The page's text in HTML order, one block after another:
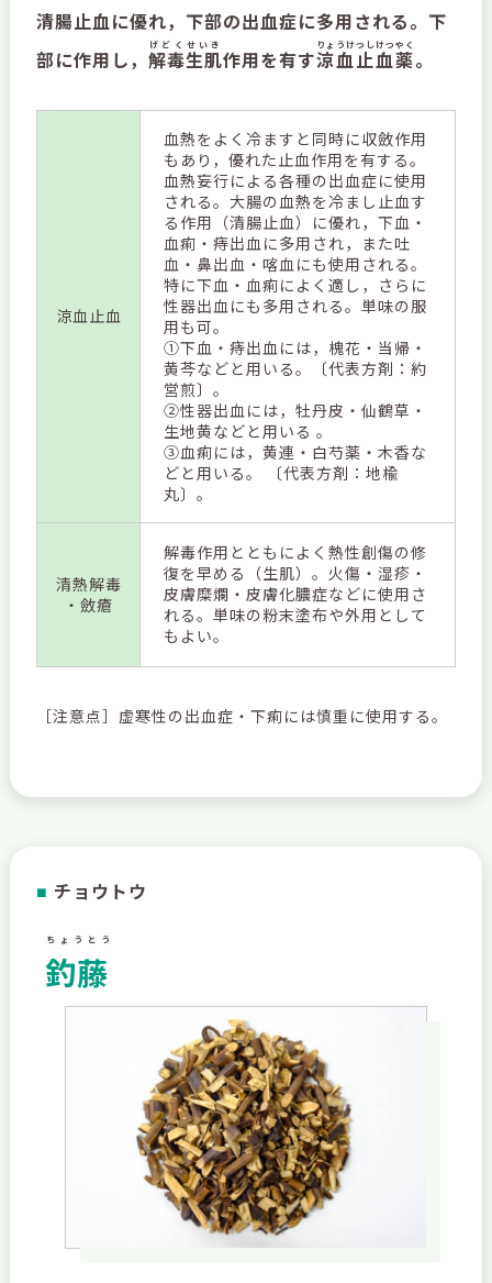
清腸止血に優れ，下部の出血症に多用される。下
部に作用し， 解毒生肌
げどくせいき
作用を有す涼血止血薬
りょうけつしけつやく
。
涼血止血
血熱をよく冷ますと同時に収斂作用
もあり，優れた止血作用を有する。
血熱妄行による各種の出血症に使用
される。大腸の血熱を冷まし止血す
る作用（清腸止血）に優れ，下血・
血痢・痔出血に多用され，また吐
血・鼻出血・喀血にも使用される。
特に下血・血痢によく適し，さらに
性器出血にも多用される。単味の服
用も可。
①下血・痔出血には，槐花・当帰・
黄芩などと用いる。〔代表方剤：約
営煎〕。
②性器出血には，牡丹皮・仙鶴草・
生地黄などと用いる 。
③血痢には，黄連・白芍薬・木香な
どと用いる。 〔代表方剤：地楡
丸〕。
清熱解毒
・斂瘡
解毒作用とともによく熱性創傷の修
復を早める（生肌）。火傷・湿疹・
皮膚糜爛・皮膚化膿症などに使用さ
れる。単味の粉末塗布や外用として
もよい。
［注意点］虚寒性の出血症・下痢には慎重に使用する。
■ チョウトウ
釣藤
ちょうとう